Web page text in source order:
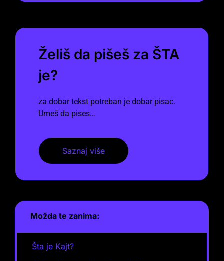
Želiš da pišeš za ŠTA
je?
za dobar tekst potreban je dobar pisac.
Umeš da pises…
Saznaj više
Možda te zanima:
Šta je Kajt?